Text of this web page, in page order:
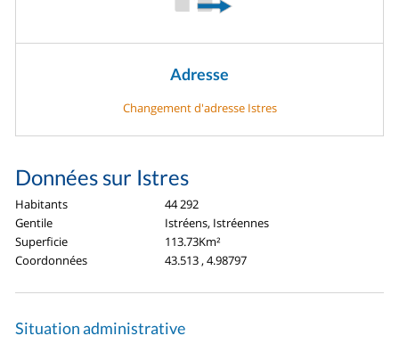
Adresse
Changement d'adresse Istres
Données sur Istres
Habitants
44 292
Gentile
Istréens, Istréennes
Superficie
113.73Km²
Coordonnées
43.513 , 4.98797
Situation administrative